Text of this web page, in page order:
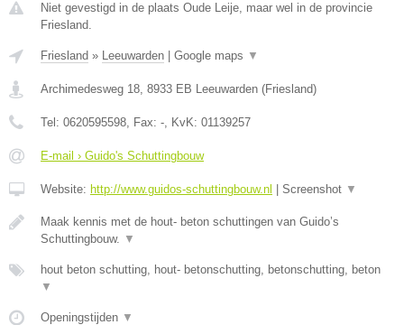
Niet gevestigd in de plaats Oude Leije, maar wel in de provincie
Friesland.
Friesland » Leeuwarden Google maps ▼
Archimedesweg 18, 8933 EB Leeuwarden (Friesland)
Tel: 0620595598, Fax: -, KvK: 01139257
E-mail › Guido's Schuttingbouw
Website: http://www.guidos-schuttingbouw.nl Screenshot ▼
Maak kennis met de hout- beton schuttingen van Guido’s
Schuttingbouw. ▼
hout beton schutting, hout- betonschutting, betonschutting, beton
▼
Openingstijden ▼